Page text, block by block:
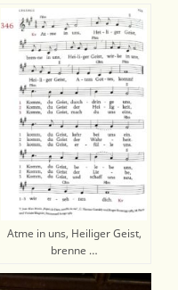
Atme in uns, Heiliger Geist,
brenne …